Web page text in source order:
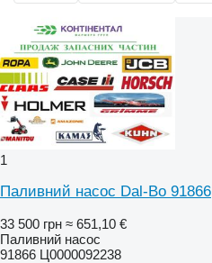
1
Паливний насос Dal-Bo 91866
33 500 грн ≈ 651,10 €
Паливний насос
91866 Ц0000092238